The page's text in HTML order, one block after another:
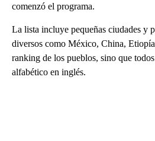
comenzó el programa.
La lista incluye pequeñas ciudades y
diversos como México, China,
ranking de los pueblos, sino que
alfabético en inglés.